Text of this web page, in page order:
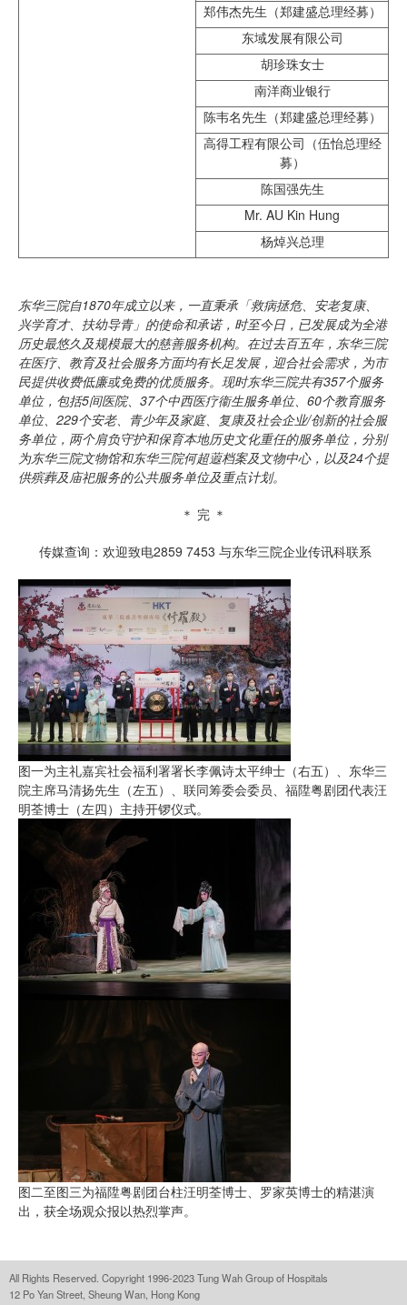
郑伟杰先生（郑建盛总理经募）
东域发展有限公司
胡珍珠女士
南洋商业银行
陈韦名先生（郑建盛总理经募）
高得工程有限公司（伍怡总理经
募）
陈国强先生
Mr. AU Kin Hung
杨焯兴总理
东华三院自1870年成立以来，一直秉承「救病拯危、安老复康、
兴学育才、扶幼导青」的使命和承诺，时至今日，已发展成为全港
历史最悠久及规模最大的慈善服务机构。在过去百五年，东华三院
在医疗、教育及社会服务方面均有长足发展，迎合社会需求，为市
民提供收费低廉或免费的优质服务。现时东华三院共有357个服务
单位，包括5间医院、 37个中西医疗衞生服务单位、 60个教育服务
单位、 229个安老、青少年及家庭、复康及社会企业/创新的社会服
务单位，两个肩负守护和保育本地历史文化重任的服务单位，分别
为东华三院文物馆和东华三院何超蕸档案及文物中心，以及24个提
供殡葬及庙祀服务的公共服务单位及重点计划。
＊ 完 ＊
传媒查询：欢迎致电2859 7453 与东华三院企业传讯科联系
图一为主礼嘉宾社会福利署署长李佩诗太平绅士（右五）、东华三
院主席马清扬先生（左五）、联同筹委会委员、福陞粤剧团代表汪
明荃博士（左四）主持开锣仪式。
图二至图三为福陞粤剧团台柱汪明荃博士、罗家英博士的精湛演
出，获全场观众报以热烈掌声。
All Rights Reserved. Copyright 1996-2023 Tung Wah Group of Hospitals
12 Po Yan Street, Sheung Wan, Hong Kong